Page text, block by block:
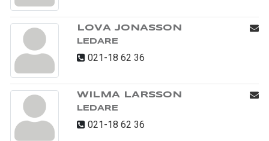
LOVA JONASSON
LEDARE
021-18 62 36
WILMA LARSSON
LEDARE
021-18 62 36